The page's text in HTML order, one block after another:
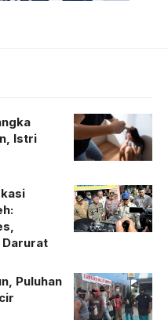
Istri
Darurat
Puluhan